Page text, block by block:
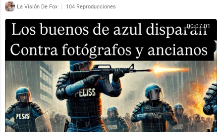
La Visión De Fox | 104 Reproducciones
00:07:01